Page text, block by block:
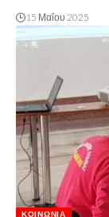
15 Μαΐου 2025
ΚΟΙΝΩΝΊΑ